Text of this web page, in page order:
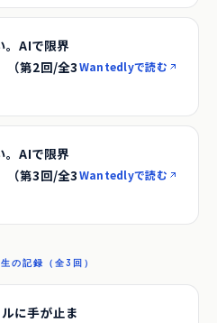
。AIで限界
（第2回/全3Wantedlyで読む
。AIで限界
（第3回/全3Wantedlyで読む
の記録（全3回）
に手が止ま